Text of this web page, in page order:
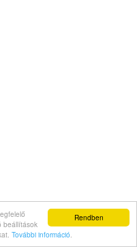
Rendben
beállítások
További információ.